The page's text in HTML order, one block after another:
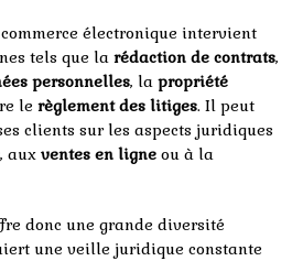
électronique intervient
tels que la rédaction de contrats,
personnelles, la propriété
le règlement des litiges. Il peut
clients sur les aspects juridiques
, aux ventes en ligne ou à la
donc une grande diversité
une veille juridique constante